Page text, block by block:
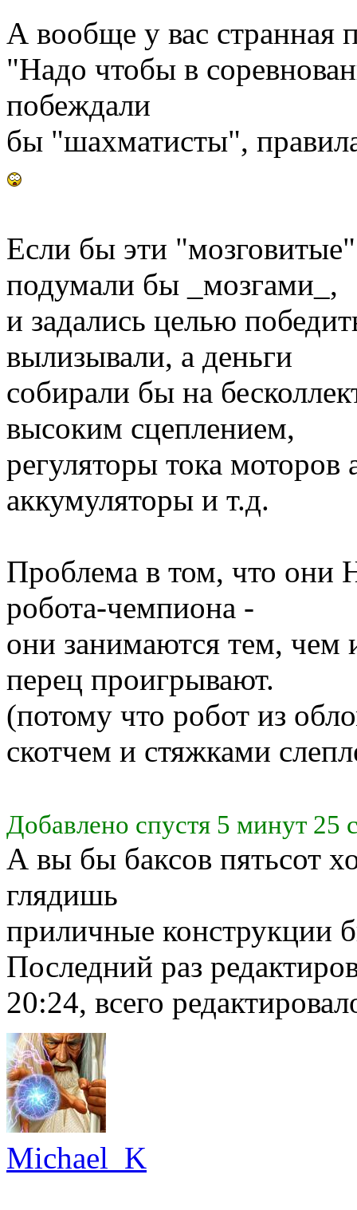
А вообще у вас странная
"Надо чтобы в
побеждали
бы "шахматисты",
Если бы эти
подумали бы _мозгами_,
и задались целью
вылизывали, а деньги
собирали бы на
высоким сцеплением,
регуляторы тока моторов
аккумуляторы и т.д.
Проблема в том, что они
робота-чемпиона -
они занимаются тем, чем
перец проигрывают.
(потому что робот из
скотчем и стяжками
Добавлено спустя 5 минут 25
А вы бы баксов пятьсот
глядишь
приличные конструкции
Последний раз
20:24, всего
Michael_K